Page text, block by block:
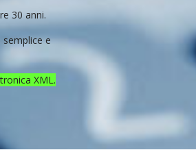
30 anni.
e
XML.